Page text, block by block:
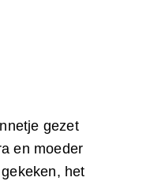
gezet
en moeder
het